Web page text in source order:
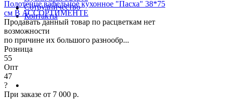
Полотенце вафельное кухонное "Пасха" 38*75
см В АССОРТИМЕНТЕ
Продавать данный товар по расцветкам нет
возможности
по причине их большого разнообр...
Розница
55
Опт
47
?
При заказе от 7 000 р.
Сотрудничество
Контакты